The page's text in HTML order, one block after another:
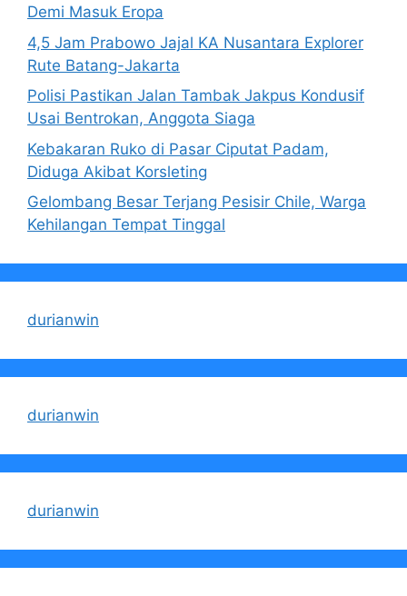
Demi Masuk Eropa
4,5 Jam Prabowo Jajal KA Nusantara Explorer
Rute Batang-Jakarta
Polisi Pastikan Jalan Tambak Jakpus Kondusif
Usai Bentrokan, Anggota Siaga
Kebakaran Ruko di Pasar Ciputat Padam,
Diduga Akibat Korsleting
Gelombang Besar Terjang Pesisir Chile, Warga
Kehilangan Tempat Tinggal
durianwin
durianwin
durianwin